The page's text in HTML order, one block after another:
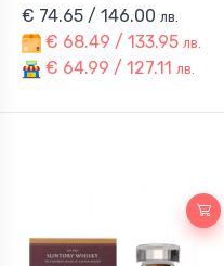
€ 74.65 / 146.00 лв.
€ 68.49 / 133.95 лв.
€ 64.99 / 127.11 лв.